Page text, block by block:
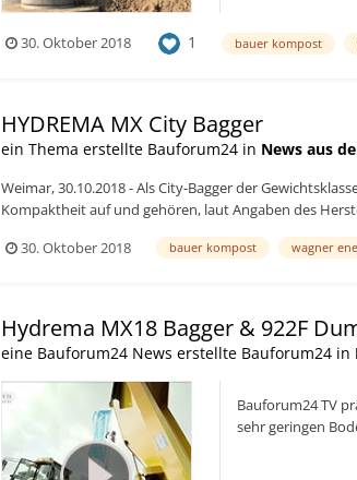
30. Oktober 2018 1 bauer kompost
HYDREMA MX City Bagger
ein Thema erstellte Bauforum24 in News aus
Weimar, 30.10.2018 - Als City-Bagger der
Kompaktheit auf und gehören, laut Angaben des
30. Oktober 2018
bauer kompost wagner
Hydrema MX18 Bagger & 922F
eine Bauforum24 News erstellte Bauforum24 in
Bauforum24 TV
sehr geringen